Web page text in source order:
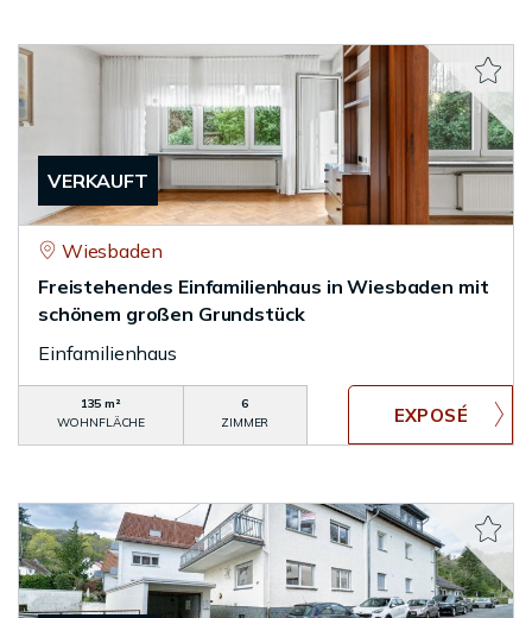
VERKAUFT
Wiesbaden
Freistehendes Einfamilienhaus in Wiesbaden mit
schönem großen Grundstück
Einfamilienhaus
135 m²
WOHNFLÄCHE
6
ZIMMER